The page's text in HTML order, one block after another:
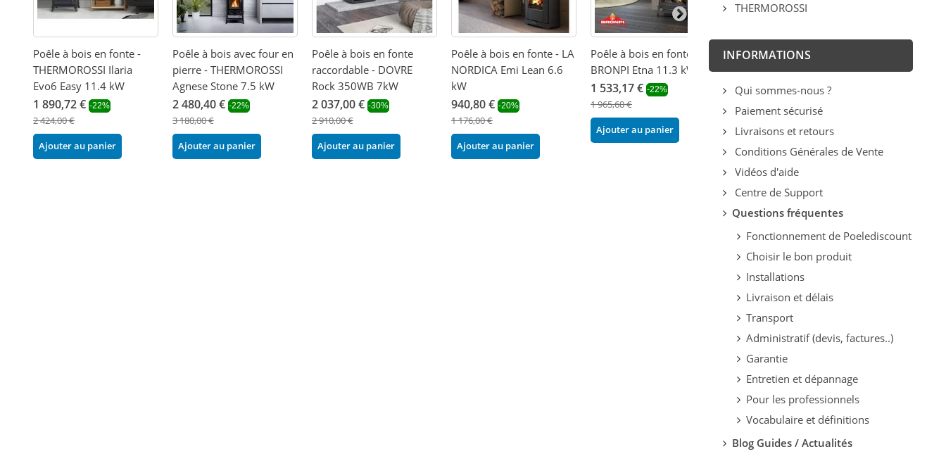
Poêle à bois en fonte -
THERMOROSSI Ilaria
Evo6 Easy 11.4 kW
1 890,72 € -22%
2 424,00 €
Ajouter au panier
Poêle à bois avec four en
pierre - THERMOROSSI
Agnese Stone 7.5 kW
2 480,40 € -22%
3 180,00 €
Ajouter au panier
Poêle à bois en fonte
raccordable - DOVRE
Rock 350WB 7kW
2 037,00 € -30%
2 910,00 €
Ajouter au panier
Poêle à bois en fonte - LA
NORDICA Emi Lean 6.6
kW
940,80 € -20%
1 176,00 €
Ajouter au panier
Poêle à bois en fonte -
BRONPI Etna 11.3 kW
1 533,17 € -22%
1 965,60 €
Ajouter au panier
Poêle à bois en fonte - LA
NORDICA Lavinia EOS
11.9 kW
2 538,96 € -29%
Ajouter au panier
BRONPI
THERMOROSSI
INFORMATIONS
Qui sommes-nous ?
Paiement sécurisé
Livraisons et retours
Conditions Générales de Vente
Vidéos d'aide
Centre de Support
Questions fréquentes
Fonctionnement de Poelediscount
Choisir le bon produit
Installations
Livraison et délais
Transport
Administratif (devis, factures..)
Garantie
Entretien et dépannage
Pour les professionnels
Vocabulaire et définitions
Blog Guides / Actualités